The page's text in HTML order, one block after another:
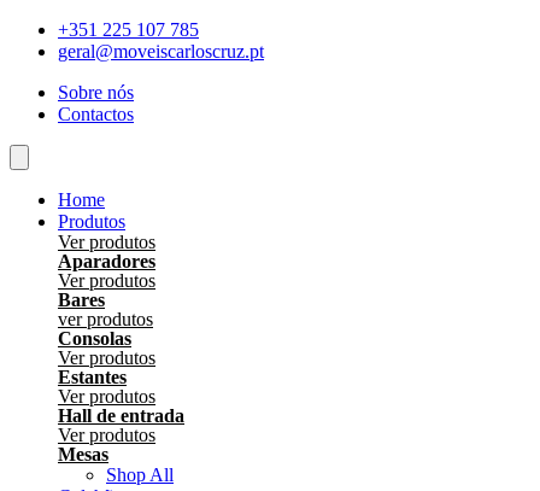
Skip
+351 225 107 785
geral@moveiscarloscruz.pt
Sobre nós
Contactos
Home
Produtos
Ver produtos
Aparadores
Ver produtos
Bares
ver produtos
Consolas
Ver produtos
Estantes
Ver produtos
Hall de entrada
Ver produtos
Mesas
Shop All